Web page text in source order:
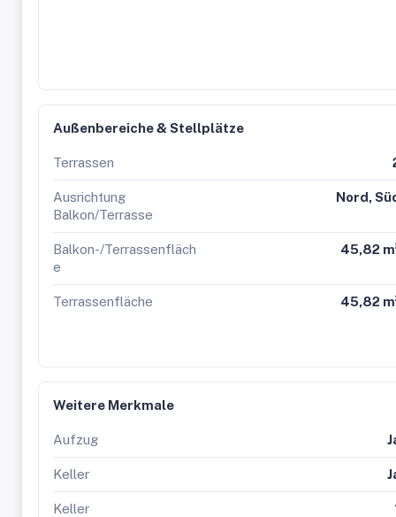
Außenbereiche & Stellplätze
Terrassen
Ausrichtung
Balkon/Terrasse
Nord,
Balkon-/Terrassenfläch
e
45,82
Terrassenfläche 45,82
Weitere Merkmale
Aufzug
Keller
Keller